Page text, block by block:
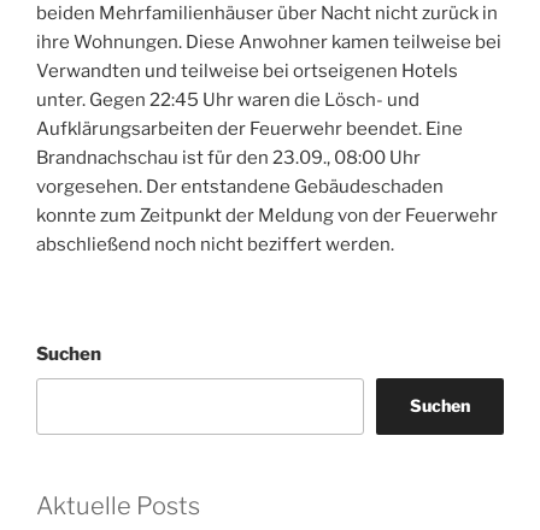
beiden Mehrfamilienhäuser über Nacht nicht zurück in
ihre Wohnungen. Diese Anwohner kamen teilweise bei
Verwandten und teilweise bei ortseigenen Hotels
unter. Gegen 22:45 Uhr waren die Lösch- und
Aufklärungsarbeiten der Feuerwehr beendet. Eine
Brandnachschau ist für den 23.09., 08:00 Uhr
vorgesehen. Der entstandene Gebäudeschaden
konnte zum Zeitpunkt der Meldung von der Feuerwehr
abschließend noch nicht beziffert werden.
Suchen
Suchen
Aktuelle Posts